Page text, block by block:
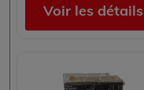
Voir les détails